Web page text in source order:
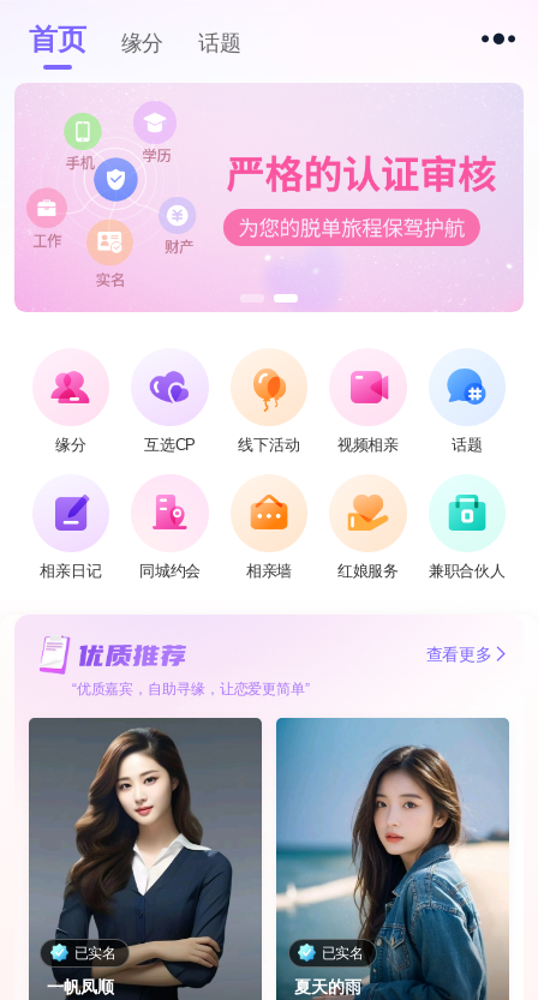
首页 缘分 话题
缘分 互选CP 线下活动 视频相亲 话题
相亲日记 同城约会 相亲墙 红娘服务 兼职合伙人
查看更多
“优质嘉宾，自助寻缘，让恋爱更简单”
已实名
一帆凤顺
已实名
夏天的雨